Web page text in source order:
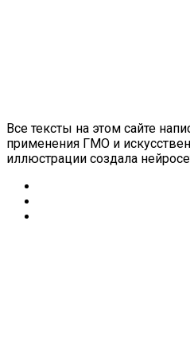
Все тексты на этом сайте
применения ГМО и
иллюстрации создала